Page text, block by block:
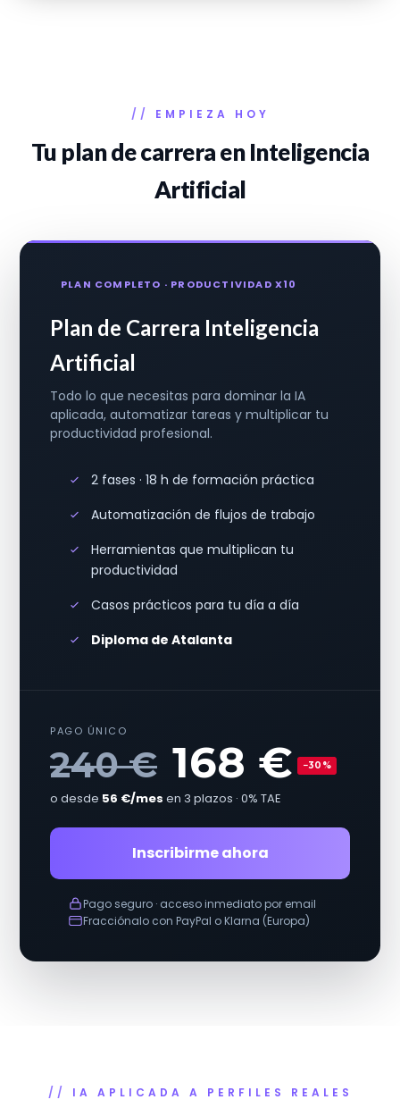
EMPIEZA HOY
Tu plan de carrera en Inteligencia
Artificial
PLAN COMPLETO · PRODUCTIVIDAD X10
Plan de Carrera Inteligencia
Artificial
Todo lo que necesitas para dominar la IA
aplicada, automatizar tareas y multiplicar tu
productividad profesional.
2 fases · 18 h de formación práctica
Automatización de flujos de trabajo
Herramientas que multiplican tu
productividad
Casos prácticos para tu día a día
Diploma de Atalanta
PAGO ÚNICO
240 € 168 € −30%
o desde 56 €/mes en 3 plazos · 0% TAE
Inscribirme ahora
Pago seguro · acceso inmediato por email
Fracciónalo con PayPal o Klarna (Europa)
IA APLICADA A PERFILES REALES